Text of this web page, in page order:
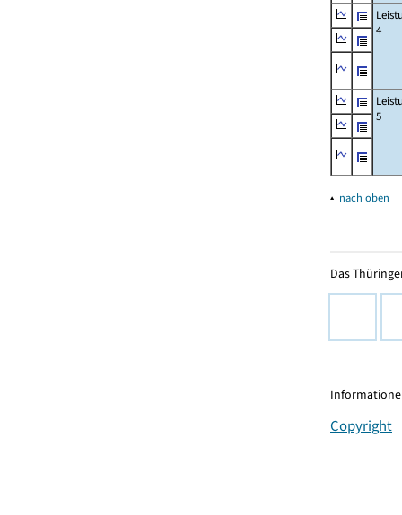
4
5
▴ nach oben
Das
Copyright